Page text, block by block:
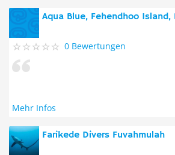
Aqua Blue, Fehendhoo Island,
0 Bewertungen
Mehr Infos
Farikede Divers Fuvahmulah